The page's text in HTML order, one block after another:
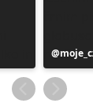
Objavo
je
objavil